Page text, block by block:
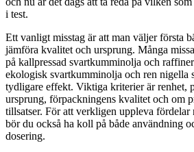
i test.
Ett vanligt misstag är att man väljer första
jämföra kvalitet och ursprung. Många
på kallpressad svartkumminolja och
ekologisk svartkumminolja och ren nigella
tydligare effekt. Viktiga kriterier är renhet,
ursprung, förpackningens kvalitet och om
tillsatser. För att verkligen uppleva fördelar
bör du också ha koll på både användning
dosering.